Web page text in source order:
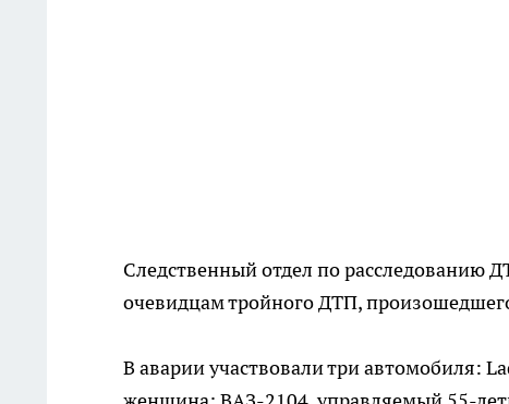
Следственный отдел по расследованию
очевидцам тройного ДТП,
В аварии участвовали три автомобиля: